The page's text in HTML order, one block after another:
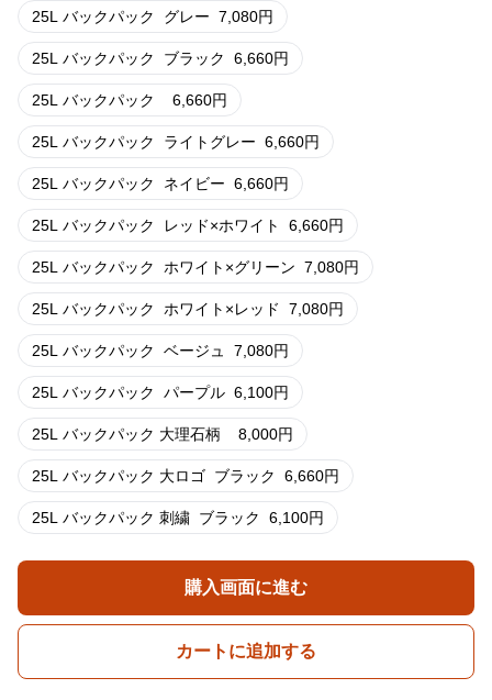
25L バックパック グレー 7,080円
25L バックパック ブラック 6,660円
25L バックパック 6,660円
25L バックパック ライトグレー 6,660円
25L バックパック ネイビー 6,660円
25L バックパック レッド×ホワイト 6,660円
25L バックパック ホワイト×グリーン 7,080円
25L バックパック ホワイト×レッド 7,080円
25L バックパック ベージュ 7,080円
25L バックパック パープル 6,100円
25L バックパック 大理石柄 8,000円
25L バックパック 大ロゴ ブラック 6,660円
25L バックパック 刺繍 ブラック 6,100円
購入画面に進む
カートに追加する